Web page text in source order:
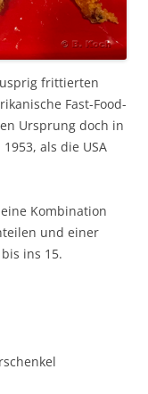
frittierten
Fast-Food-
Ursprung doch in
als die USA
Kombination
und einer
ins 15.